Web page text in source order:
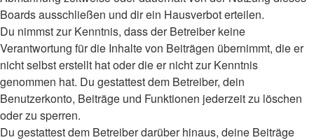
Boards ausschließen und dir ein Hausverbot erteilen.
Du nimmst zur Kenntnis, dass der Betreiber keine
Verantwortung für die Inhalte von Beiträgen übernimmt, die er
nicht selbst erstellt hat oder die er nicht zur Kenntnis
genommen hat. Du gestattest dem Betreiber, dein
Benutzerkonto, Beiträge und Funktionen jederzeit zu löschen
oder zu sperren.
Du gestattest dem Betreiber darüber hinaus, deine Beiträge